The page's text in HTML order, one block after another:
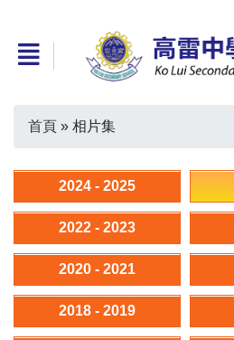
首頁 » 相片集
2024 - 2025
2022 - 2023
2020 - 2021
2018 - 2019